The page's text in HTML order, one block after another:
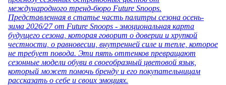
международного тренд-бюро Future Snoops.
Представленная в статье часть палитры сезона осень-
зима 2026/27 от Future Snoops - эмоциональная карта
будущего сезона, которая говорит о доверии и хрупкой
честности, о равновесии, внутренней силе и тепле, которое
не требует повода. Эти пять оттенков превращают
сезонные модели обуви в своеобразный цветовой язык,
который может помочь бренду и его покупательницам
рассказать о себе и своих эмоциях.